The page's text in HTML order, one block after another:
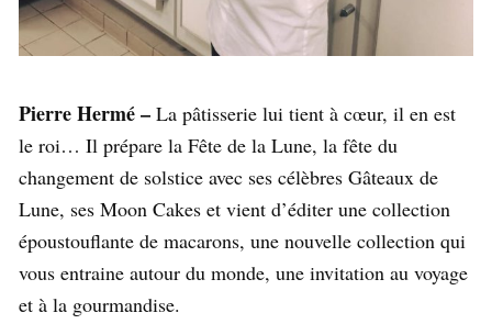
Pierre Hermé – La pâtisserie lui tient à cœur, il en est
le roi… Il prépare la Fête de la Lune, la fête du
changement de solstice avec ses célèbres Gâteaux de
Lune, ses Moon Cakes et vient d’éditer une collection
époustouflante de macarons, une nouvelle collection qui
vous entraine autour du monde, une invitation au voyage
et à la gourmandise.